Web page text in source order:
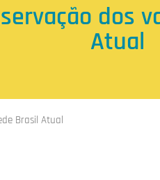
dos
Atual
Brasil Atual